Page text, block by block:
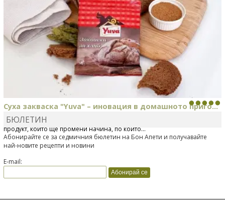
Суха закваска "Yuva" – иновация в домашното приго...
Отскоро Лесафр България стартира предлагането на изцяло нов
продукт, който ще промени начина, по който...
БЮЛЕТИН
Абонирайте се за седмичния бюлетин на Бон Апети и получавайте
най-новите рецепти и новини
E-mail: